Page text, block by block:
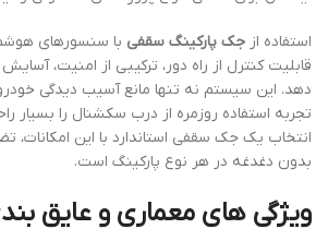
استفاده از جک پارکینگ سقفی با سنسورهای
قابلیت کنترل از راه دور، ترکیبی از امنیت، آسایش
دهد. این سیستم نه تنها مانع آسیب دیدگی
تجربه استفاده روزمره از درب سکشنال را
انتخاب یک جک سقفی استاندارد با این امکانات،
بدون دغدغه در هر نوع پارکینگ است.
ویژگی های معماری و عایق